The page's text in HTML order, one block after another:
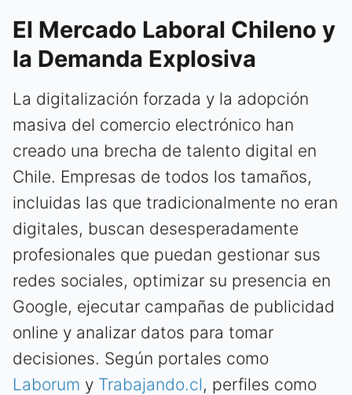
El Mercado Laboral Chileno y
la Demanda Explosiva
La digitalización forzada y la adopción
masiva del comercio electrónico han
creado una brecha de talento digital en
Chile. Empresas de todos los tamaños,
incluidas las que tradicionalmente no eran
digitales, buscan desesperadamente
profesionales que puedan gestionar sus
redes sociales, optimizar su presencia en
Google, ejecutar campañas de publicidad
online y analizar datos para tomar
decisiones. Según portales como
Laborum y Trabajando.cl, perfiles como